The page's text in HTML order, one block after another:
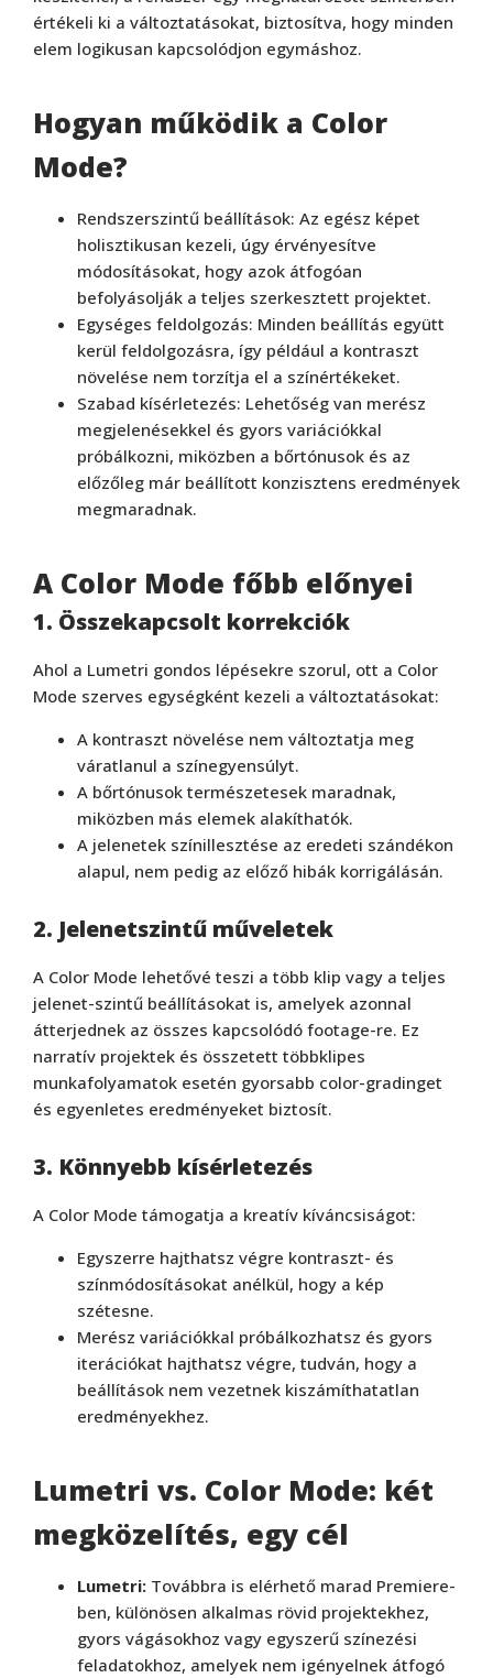
értékeli ki a változtatásokat, biztosítva, hogy minden
elem logikusan kapcsolódjon egymáshoz.
Hogyan működik a Color
Mode?
Rendszerszintű beállítások: Az egész képet
holisztikusan kezeli, úgy érvényesítve
módosításokat, hogy azok átfogóan
befolyásolják a teljes szerkesztett projektet.
Egységes feldolgozás: Minden beállítás együtt
kerül feldolgozásra, így például a kontraszt
növelése nem torzítja el a színértékeket.
Szabad kísérletezés: Lehetőség van merész
megjelenésekkel és gyors variációkkal
próbálkozni, miközben a bőrtónusok és az
előzőleg már beállított konzisztens eredmények
megmaradnak.
A Color Mode főbb előnyei
1. Összekapcsolt korrekciók
Ahol a Lumetri gondos lépésekre szorul, ott a Color
Mode szerves egységként kezeli a változtatásokat:
A kontraszt növelése nem változtatja meg
váratlanul a színegyensúlyt.
A bőrtónusok természetesek maradnak,
miközben más elemek alakíthatók.
A jelenetek színillesztése az eredeti szándékon
alapul, nem pedig az előző hibák korrigálásán.
2. Jelenetszintű műveletek
A Color Mode lehetővé teszi a több klip vagy a teljes
jelenet-szintű beállításokat is, amelyek azonnal
átterjednek az összes kapcsolódó footage-re. Ez
narratív projektek és összetett többklipes
munkafolyamatok esetén gyorsabb color-gradinget
és egyenletes eredményeket biztosít.
3. Könnyebb kísérletezés
A Color Mode támogatja a kreatív kíváncsiságot:
Egyszerre hajthatsz végre kontraszt- és
színmódosításokat anélkül, hogy a kép
szétesne.
Merész variációkkal próbálkozhatsz és gyors
iterációkat hajthatsz végre, tudván, hogy a
beállítások nem vezetnek kiszámíthatatlan
eredményekhez.
Lumetri vs. Color Mode: két
megközelítés, egy cél
Lumetri: Továbbra is elérhető marad Premiere-
ben, különösen alkalmas rövid projektekhez,
gyors vágásokhoz vagy egyszerű színezési
feladatokhoz, amelyek nem igényelnek átfogó